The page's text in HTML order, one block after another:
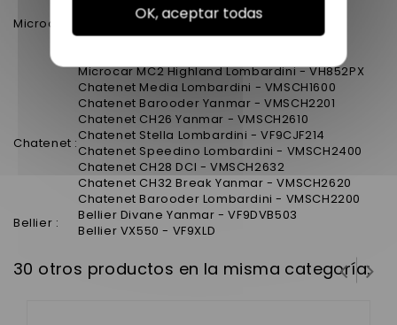
Microcar :
Microcar MC1 Lombardini - VH851XLSA
Microcar MC2 Lombardini - VH852XXSA
Microcar MC1 Yanmar - VH851XY
Microcar MC2 Highland Lombardini - VH852PX
Chatenet :
Chatenet Media Lombardini - VMSCH1600
Chatenet Barooder Yanmar - VMSCH2201
Chatenet CH26 Yanmar - VMSCH2610
Chatenet Stella Lombardini - VF9CJF214
Chatenet Speedino Lombardini - VMSCH2400
Chatenet CH28 DCI - VMSCH2632
Chatenet CH32 Break Yanmar - VMSCH2620
Chatenet Barooder Lombardini - VMSCH2200
Bellier :
Bellier Divane Yanmar - VF9DVB503
Bellier VX550 - VF9XLD
30 otros productos en la misma categoría:
OK, aceptar todas